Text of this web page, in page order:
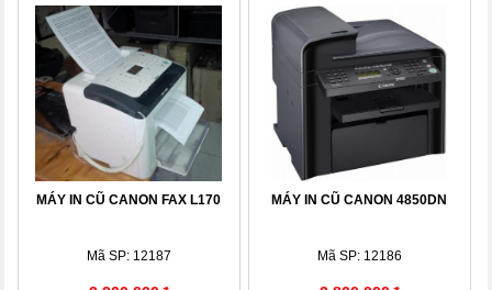
MÁY IN CŨ CANON FAX L170
Mã SP: 12187
MÁY IN CŨ CANON 4850DN
Mã SP: 12186